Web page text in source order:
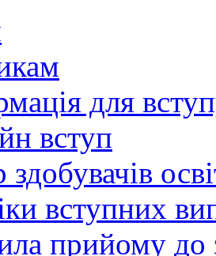
для
вступ
здобувачів
вступних
прийому до